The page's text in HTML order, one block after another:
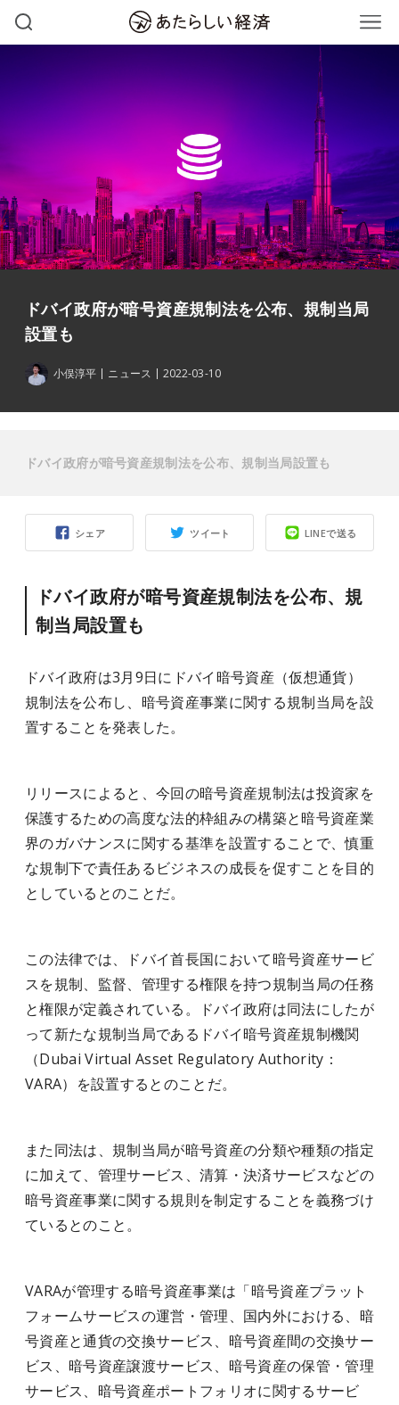
ドバイ政府が暗号資産規制法を公布、規制当局
設置も
小俣淳平 ニュース 2022-03-10
シェア ツイート LINEで送る
ドバイ政府が暗号資産規制法を公布、規
制当局設置も
ドバイ政府は3月9日にドバイ暗号資産（仮想通貨）
規制法を公布し、暗号資産事業に関する規制当局を設
置することを発表した。
リリースによると、今回の暗号資産規制法は投資家を
保護するための高度な法的枠組みの構築と暗号資産業
界のガバナンスに関する基準を設置することで、慎重
な規制下で責任あるビジネスの成長を促すことを目的
としているとのことだ。
この法律では、ドバイ首長国において暗号資産サービ
スを規制、監督、管理する権限を持つ規制当局の任務
と権限が定義されている。ドバイ政府は同法にしたが
って新たな規制当局であるドバイ暗号資産規制機関
（Dubai Virtual Asset Regulatory Authority：
VARA）を設置するとのことだ。
また同法は、規制当局が暗号資産の分類や種類の指定
に加えて、管理サービス、清算・決済サービスなどの
暗号資産事業に関する規則を制定することを義務づけ
ているとのこと。
VARAが管理する暗号資産事業は「暗号資産プラット
フォームサービスの運営・管理、国内外における、暗
号資産と通貨の交換サービス、暗号資産間の交換サー
ビス、暗号資産譲渡サービス、暗号資産の保管・管理
サービス、暗号資産ポートフォリオに関するサービ
ドバイ政府が暗号資産規制法を公布、規制当局設置も